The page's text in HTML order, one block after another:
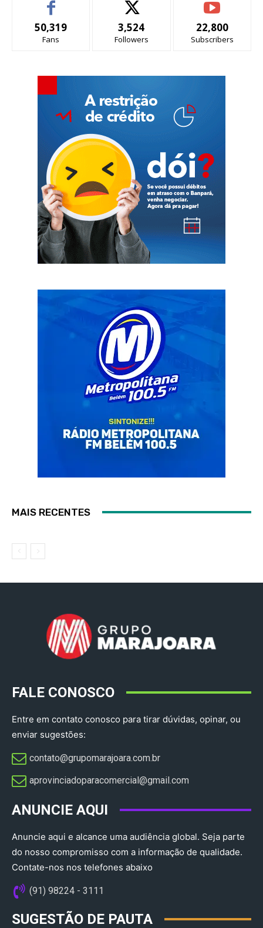
50,319
Fans
3,524
Followers
22,800
Subscribers
MAIS RECENTES
FALE CONOSCO
Entre em contato conosco para tirar dúvidas, opinar, ou
enviar sugestões:
contato@grupomarajoara.com.br
aprovinciadoparacomercial@gmail.com​
ANUNCIE AQUI
Anuncie aqui e alcance uma audiência global. Seja parte
do nosso compromisso com a informação de qualidade.
Contate-nos nos telefones abaixo
(91) 98224 - 3111
SUGESTÃO DE PAUTA